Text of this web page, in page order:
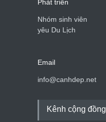
Phát triển
Nhóm sinh viên
yêu Du Lịch
Email
info@canhdep.net
Kênh cộng đồng